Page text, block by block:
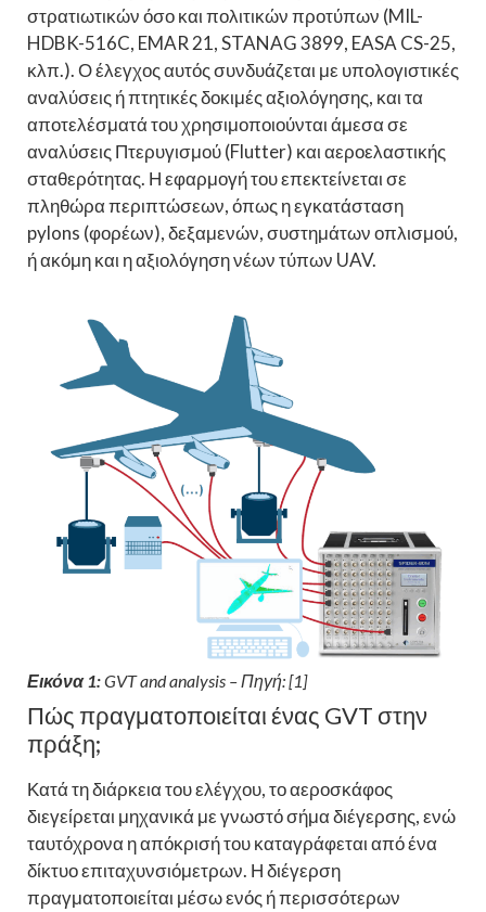
στρατιωτικών όσο και πολιτικών προτύπων (MIL-
HDBK-516C, EMAR 21, STANAG 3899, EASA CS-25,
κλπ.). Ο έλεγχος αυτός συνδυάζεται με υπολογιστικές
αναλύσεις ή πτητικές δοκιμές αξιολόγησης, και τα
αποτελέσματά του χρησιμοποιούνται άμεσα σε
αναλύσεις Πτερυγισμού (Flutter) και αεροελαστικής
σταθερότητας. Η εφαρμογή του επεκτείνεται σε
πληθώρα περιπτώσεων, όπως η εγκατάσταση
pylons (φορέων), δεξαμενών, συστημάτων οπλισμού,
ή ακόμη και η αξιολόγηση νέων τύπων UAV.
Εικόνα 1:GVT and analysis – Πηγή: [1]
Πώς πραγματοποιείται ένας GVT στην
πράξη;
Κατά τη διάρκεια του ελέγχου, το αεροσκάφος
διεγείρεται μηχανικά με γνωστό σήμα διέγερσης, ενώ
ταυτόχρονα η απόκρισή του καταγράφεται από ένα
δίκτυο επιταχυνσιόμετρων. Η διέγερση
πραγματοποιείται μέσω ενός ή περισσότερων